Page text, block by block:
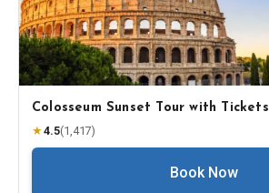
Colosseum Sunset Tour with Tickets
★4.5(1,417)
Book Now